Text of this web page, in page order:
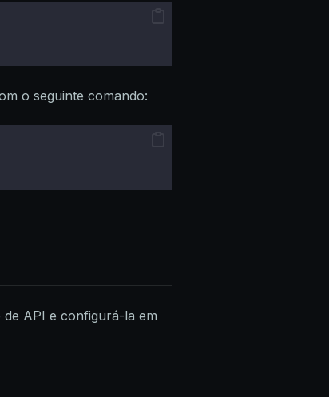
o seguinte comando:
API e configurá-la em